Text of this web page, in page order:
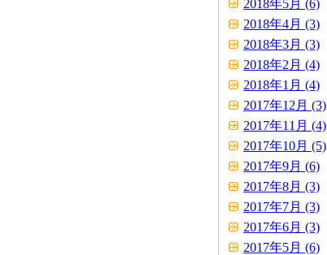
2018年5月 (6)
2018年4月 (3)
2018年3月 (3)
2018年2月 (4)
2018年1月 (4)
2017年12月 (3)
2017年11月 (4)
2017年10月 (5)
2017年9月 (6)
2017年8月 (3)
2017年7月 (3)
2017年6月 (3)
2017年5月 (6)